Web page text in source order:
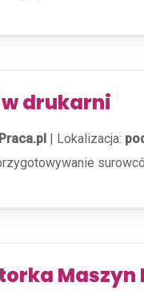
drukarni
Praca.pl | Lokalizacja: